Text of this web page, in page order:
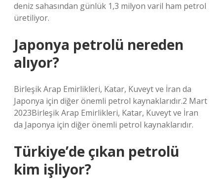
deniz sahasından günlük 1,3 milyon varil ham petrol
üretiliyor.
Japonya petrolü nereden
alıyor?
Birleşik Arap Emirlikleri, Katar, Kuveyt ve İran da
Japonya için diğer önemli petrol kaynaklarıdır.2 Mart
2023Birleşik Arap Emirlikleri, Katar, Kuveyt ve İran
da Japonya için diğer önemli petrol kaynaklarıdır.
Türkiye’de çıkan petrolü
kim işliyor?